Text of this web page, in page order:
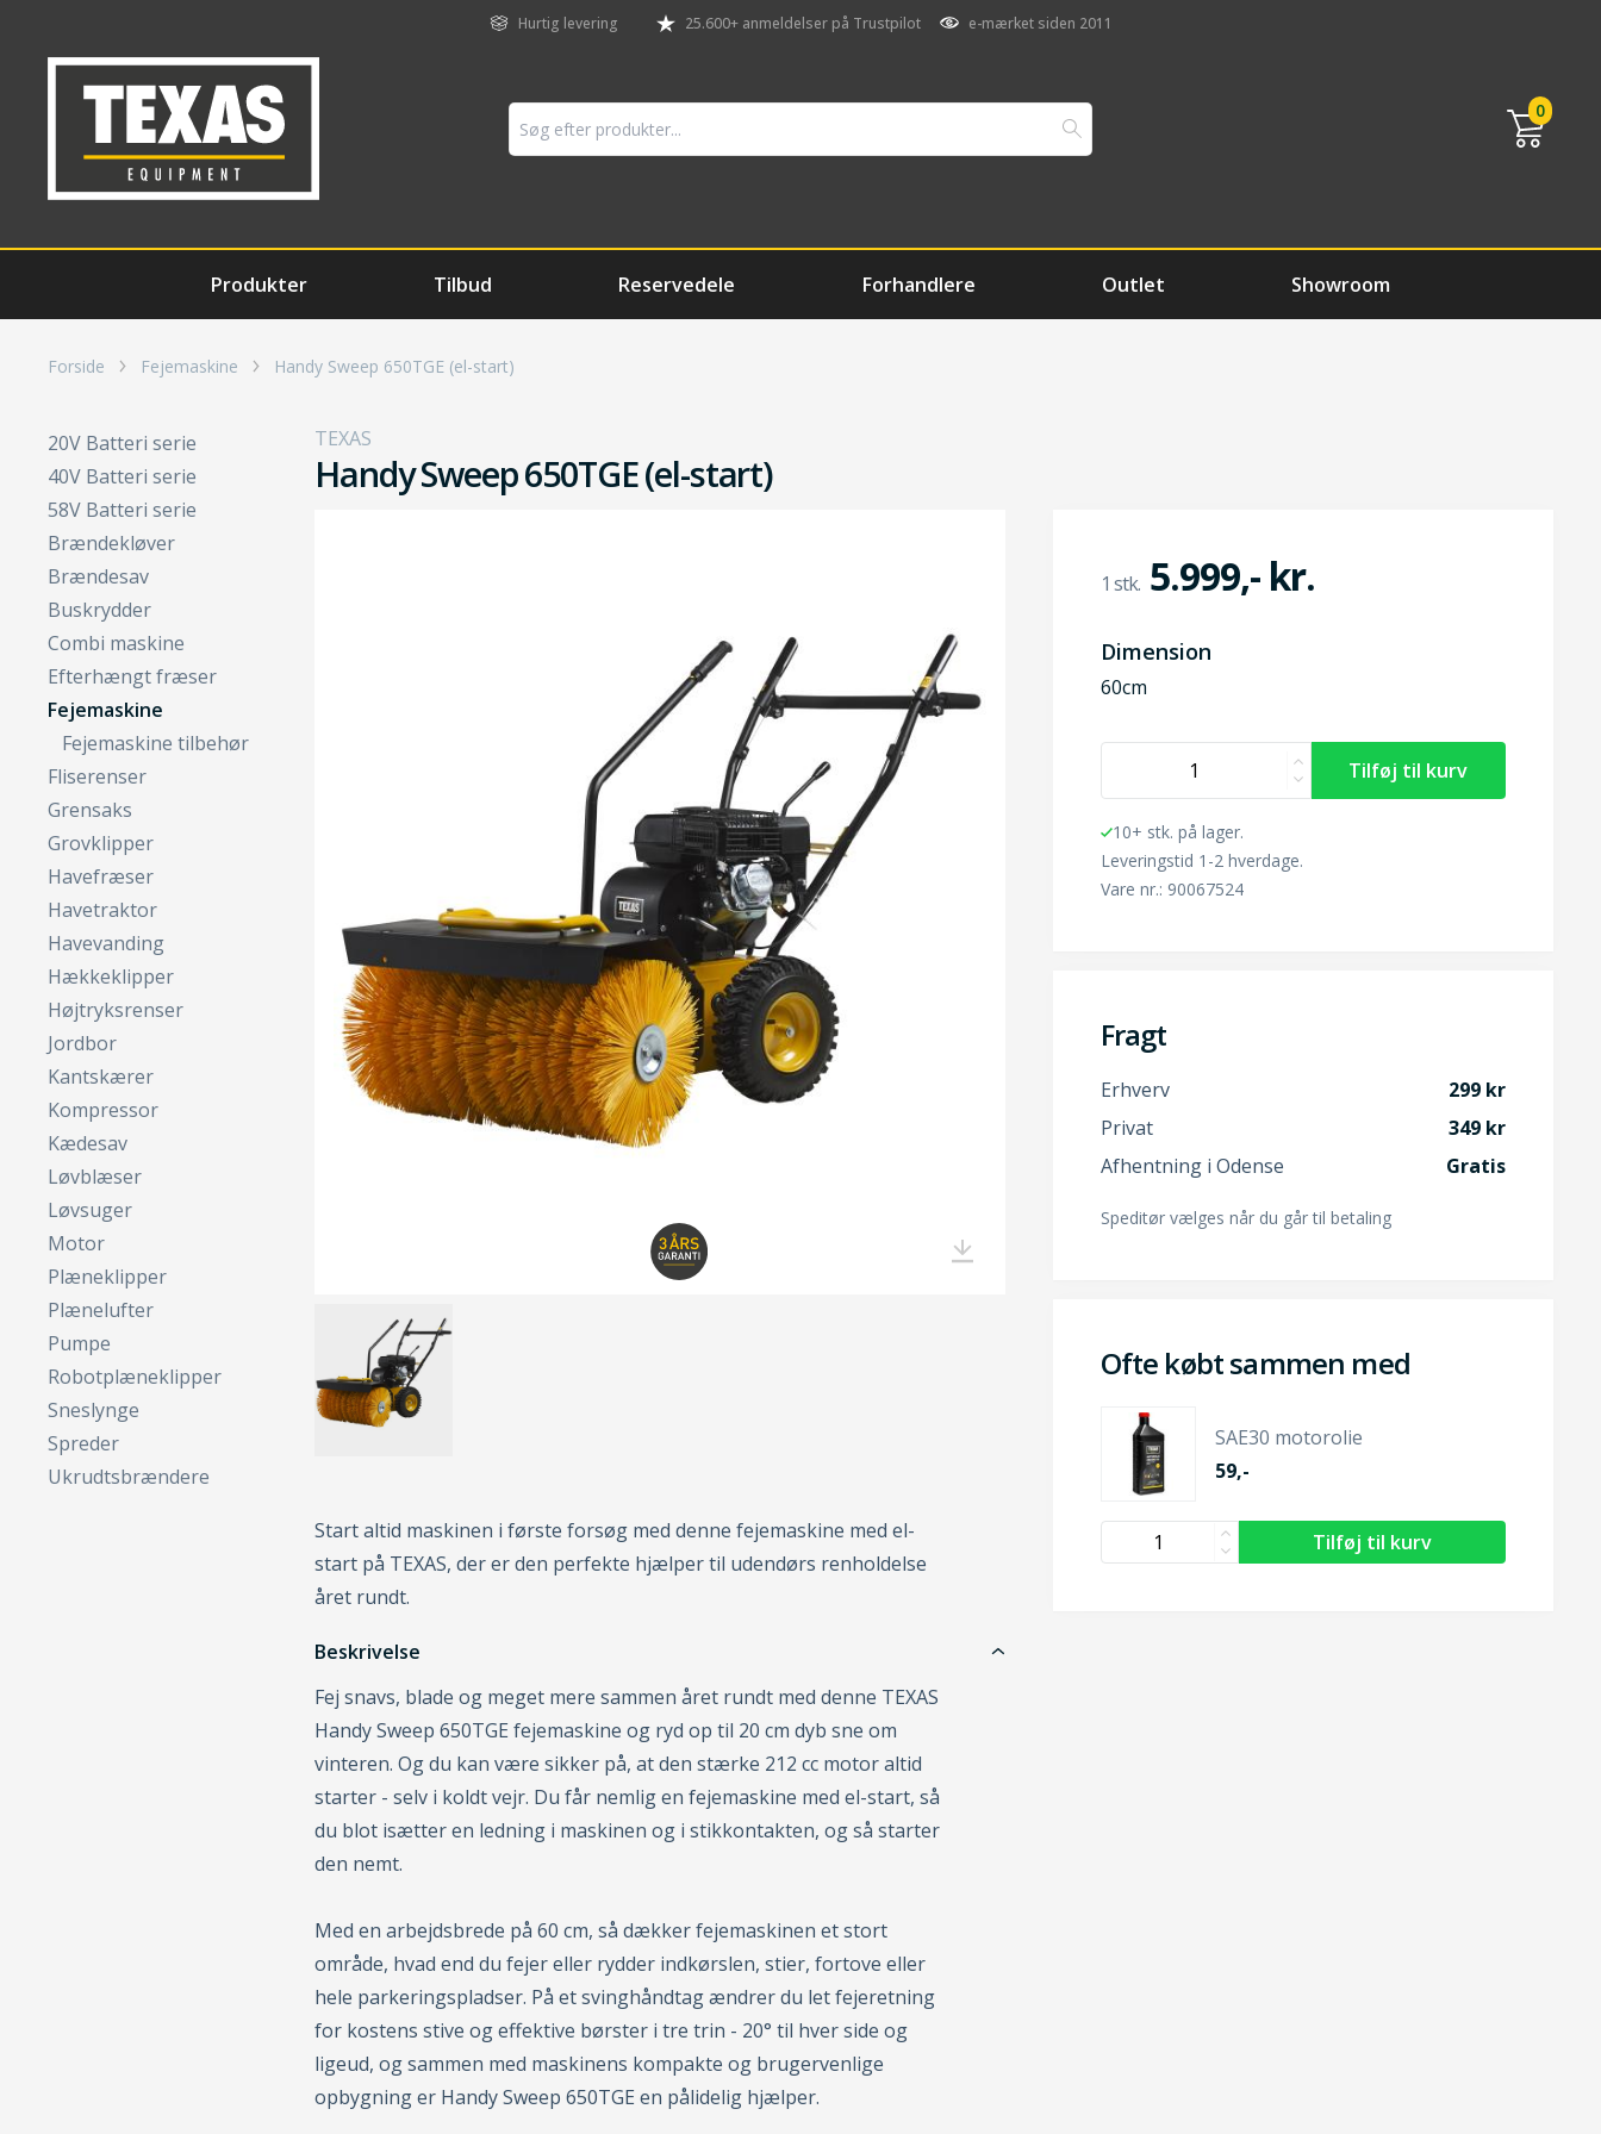
Hurtig levering 25.600+ anmeldelser på Trustpilot e-mærket siden 2011
0
Produkter Tilbud Reservedele Forhandlere Outlet Showroom
Forside Fejemaskine Handy Sweep 650TGE (el-start)
20V Batteri serie
40V Batteri serie
58V Batteri serie
Brændekløver
Brændesav
Buskrydder
Combi maskine
Efterhængt fræser
Fejemaskine
Fejemaskine tilbehør
Fliserenser
Grensaks
Grovklipper
Havefræser
Havetraktor
Havevanding
Hækkeklipper
Højtryksrenser
Jordbor
Kantskærer
Kompressor
Kædesav
Løvblæser
Løvsuger
Motor
Plæneklipper
Plænelufter
Pumpe
Robotplæneklipper
Sneslynge
Spreder
Ukrudtsbrændere
TEXAS
Handy Sweep 650TGE (el-start)
Start altid maskinen i første forsøg med denne fejemaskine med el-
start på TEXAS, der er den perfekte hjælper til udendørs renholdelse
året rundt.
Beskrivelse
Fej snavs, blade og meget mere sammen året rundt med denne TEXAS
Handy Sweep 650TGE fejemaskine og ryd op til 20 cm dyb sne om
vinteren. Og du kan være sikker på, at den stærke 212 cc motor altid
starter - selv i koldt vejr. Du får nemlig en fejemaskine med el-start, så
du blot isætter en ledning i maskinen og i stikkontakten, og så starter
den nemt.
Med en arbejdsbrede på 60 cm, så dækker fejemaskinen et stort
område, hvad end du fejer eller rydder indkørslen, stier, fortove eller
hele parkeringspladser. På et svinghåndtag ændrer du let fejeretning
for kostens stive og effektive børster i tre trin - 20° til hver side og
ligeud, og sammen med maskinens kompakte og brugervenlige
opbygning er Handy Sweep 650TGE en pålidelig hjælper.
5.999,- kr.
Dimension
60cm
10+ stk. på lager.
Leveringstid 1-2 hverdage.
Vare nr.: 90067524
Fragt
Erhverv
299
Privat
349
Afhentning i Odense
Gratis
Speditør vælges når du går til betaling
Ofte købt sammen med
SAE30 motorolie
59,-